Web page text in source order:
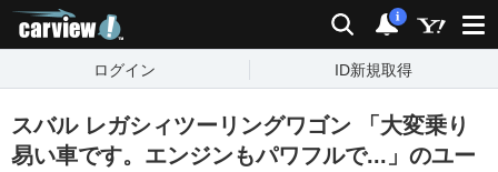
検索 通知
i
ログイン ID新規取得
スバル レガシィツーリングワゴン 「大変乗り
易い車です。エンジンもパワフルで...」のユー